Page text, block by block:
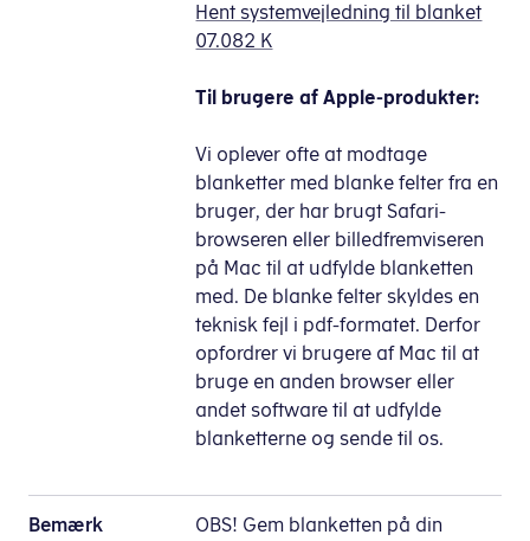
Hent systemvejledning til blanket
07.082 K
Til brugere af Apple-produkter:
Vi oplever ofte at modtage
blanketter med blanke felter fra en
bruger, der har brugt Safari-
browseren eller billedfremviseren
på Mac til at udfylde blanketten
med. De blanke felter skyldes en
teknisk fejl i pdf-formatet. Derfor
opfordrer vi brugere af Mac til at
bruge en anden browser eller
andet software til at udfylde
blanketterne og sende til os.
Bemærk
OBS! Gem blanketten på din